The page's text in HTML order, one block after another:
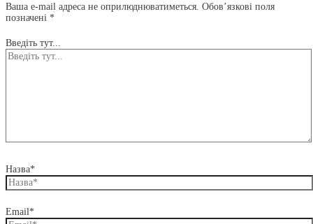
Ваша e-mail адреса не оприлюднюватиметься. Обов’язкові поля
позначені *
Введіть тут...
Назва*
Email*